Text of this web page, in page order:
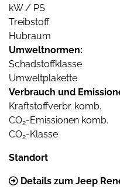
kW / PS
Treibstoff
Hubraum
Umweltnormen:
Schadstoffklasse
Umweltplakette
Verbrauch und
Kraftstoffverbr. komb.
CO2-Emissionen komb.
CO2-Klasse
Standort
Details zum Jeep